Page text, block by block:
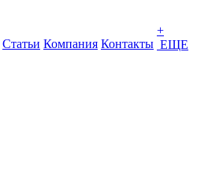
Статьи Компания Контакты
+
ЕЩЕ